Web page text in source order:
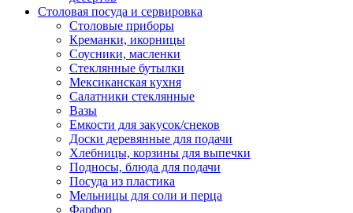
Столовая посуда и сервировка
Столовые приборы
Креманки, икорницы
Соусники, масленки
Стеклянные бутылки
Мексиканская кухня
Салатники стеклянные
Вазы
Емкости для закусок/снеков
Доски деревянные для подачи
Хлебницы, корзины для выпечки
Подносы, блюда для подачи
Посуда из пластика
Мельницы для соли и перца
Фарфор